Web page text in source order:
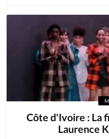
Côte d'Ivoire : La
Laurence